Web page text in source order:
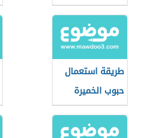
طريقة استعمال
حبوب الخميرة
لزيادة الوزن